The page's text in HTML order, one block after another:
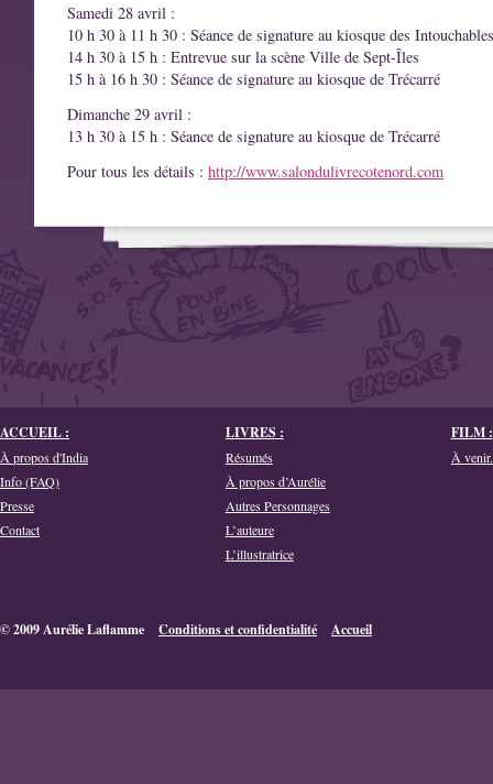
Samedi 28 avril :
10 h 30 à 11 h 30 : Séance de signature au kiosque des Intouchables
14 h 30 à 15 h : Entrevue sur la scène Ville de Sept-Îles
15 h à 16 h 30 : Séance de signature au kiosque de Trécarré
Dimanche 29 avril :
13 h 30 à 15 h : Séance de signature au kiosque de Trécarré
Pour tous les détails : http://www.salondulivrecotenord.com
ACCUEIL :
À propos d'India
Info (FAQ)
Presse
Contact
LIVRES :
Résumés
À propos d’Aurélie
Autres Personnages
L’auteure
L’illustratrice
FILM :
À
© 2009 Aurélie Laflamme Conditions et confidentialité Accueil